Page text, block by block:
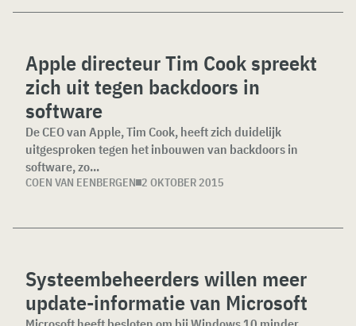
Apple directeur Tim Cook spreekt
zich uit tegen backdoors in
software
De CEO van Apple, Tim Cook, heeft zich duidelijk
uitgesproken tegen het inbouwen van backdoors in
software, zo...
COEN VAN EENBERGEN 2 OKTOBER 2015
Systeembeheerders willen meer
update-informatie van Microsoft